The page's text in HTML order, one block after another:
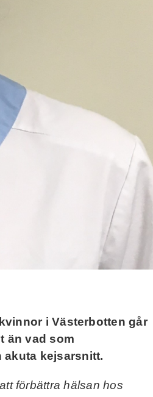
i Västerbotten går
än vad som
akuta kejsarsnitt.
förbättra hälsan hos